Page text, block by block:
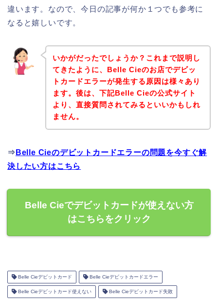
違います。なので、今日の記事が何か１つでも参考に
なると嬉しいです。
いかがだったでしょうか？これまで説明し
てきたように、Belle Cieのお店でデビッ
トカードエラーが発生する原因は様々あり
ます。後は、下記Belle Cieの公式サイト
より、直接質問されてみるといいかもしれ
ません。
⇒ Belle Cieのデビットカードエラーの問題を今すぐ解
決したい方はこちら
Belle Cieでデビットカードが使えない方
はこちらをクリック
Belle Cieデビットカード Belle Cieデビットカードエラー
Belle Cieデビットカード使えない Belle Cieデビットカード失敗